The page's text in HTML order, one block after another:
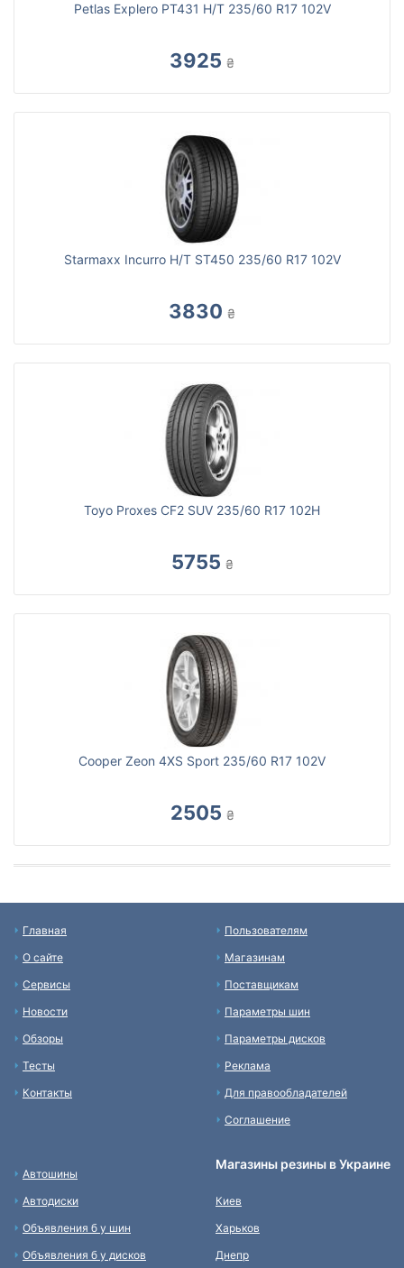
Petlas Explero PT431 H/T 235/60 R17 102V
3925 ₴
Starmaxx Incurro H/T ST450 235/60 R17 102V
3830 ₴
Toyo Proxes CF2 SUV 235/60 R17 102H
5755 ₴
Cooper Zeon 4XS Sport 235/60 R17 102V
2505 ₴
Главная
О сайте
Сервисы
Новости
Обзоры
Тесты
Контакты
Пользователям
Магазинам
Поставщикам
Параметры шин
Параметры дисков
Реклама
Для правообладателей
Соглашение
Автошины
Автодиски
Объявления б у шин
Объявления б у дисков
Магазины резины в Украине
Киев
Харьков
Днепр